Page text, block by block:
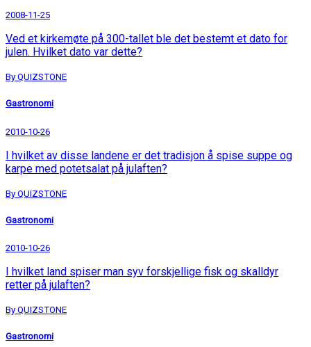
2008-11-25
Ved et kirkemøte på 300-tallet ble det bestemt et dato for
julen. Hvilket dato var dette?
By QUIZSTONE
Gastronomi
2010-10-26
I hvilket av disse landene er det tradisjon å spise suppe og
karpe med potetsalat på julaften?
By QUIZSTONE
Gastronomi
2010-10-26
I hvilket land spiser man syv forskjellige fisk og skalldyr
retter på julaften?
By QUIZSTONE
Gastronomi